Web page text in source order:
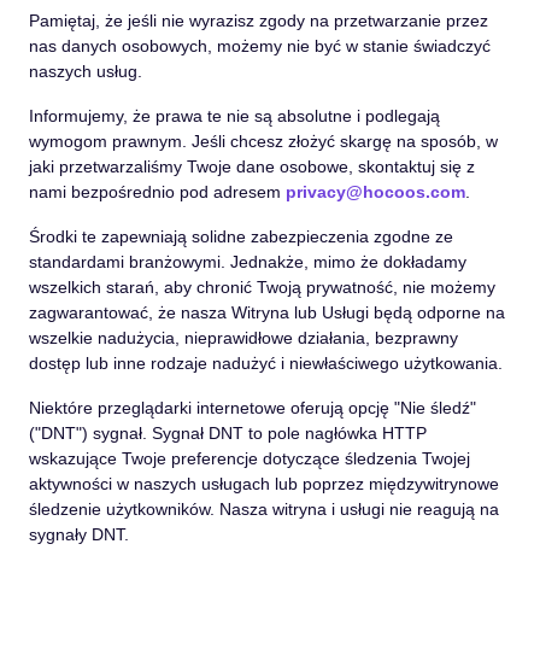
Pamiętaj, że jeśli nie wyrazisz zgody na przetwarzanie przez
nas danych osobowych, możemy nie być w stanie świadczyć
naszych usług.
Informujemy, że prawa te nie są absolutne i podlegają
wymogom prawnym. Jeśli chcesz złożyć skargę na sposób, w
jaki przetwarzaliśmy Twoje dane osobowe, skontaktuj się z
nami bezpośrednio pod adresem privacy@hocoos.com
Środki te zapewniają solidne zabezpieczenia zgodne ze
standardami branżowymi. Jednakże, mimo że dokładamy
wszelkich starań, aby chronić Twoją prywatność, nie możemy
zagwarantować, że nasza Witryna lub Usługi będą odporne na
wszelkie nadużycia, nieprawidłowe działania, bezprawny
dostęp lub inne rodzaje nadużyć i niewłaściwego użytkowania.
Niektóre przeglądarki internetowe oferują opcję "Nie śledź"
("DNT") sygnał. Sygnał DNT to pole nagłówka HTTP
wskazujące Twoje preferencje dotyczące śledzenia Twojej
aktywności w naszych usługach lub poprzez międzywitrynowe
śledzenie użytkowników. Nasza witryna i usługi nie reagują na
sygnały DNT.